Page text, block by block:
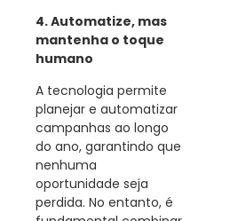
4. Automatize, mas
mantenha o toque
humano
A tecnologia permite
planejar e automatizar
campanhas ao longo
do ano, garantindo que
nenhuma
oportunidade seja
perdida. No entanto, é